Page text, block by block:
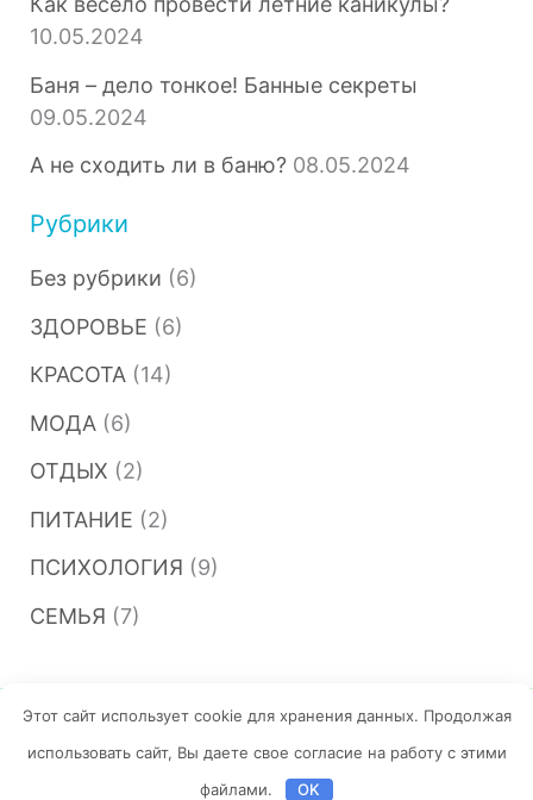
10.05.2024
Баня – дело тонкое! Банные секреты
09.05.2024
А не сходить ли в баню? 08.05.2024
Рубрики
Без рубрики (6)
ЗДОРОВЬЕ (6)
КРАСОТА (14)
МОДА (6)
ОТДЫХ (2)
ПИТАНИЕ (2)
ПСИХОЛОГИЯ (9)
СЕМЬЯ (7)
Copyright © 2026 Женский журнал 18+
Политика конфиденциальности
Этот сайт использует cookie для хранения данных. Продолжая
использовать сайт, Вы даете свое согласие на работу с этими
файлами.
OK